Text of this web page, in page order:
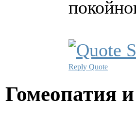
Reply Quote
Гомеопатия